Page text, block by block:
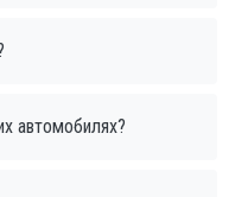
автомобилях?